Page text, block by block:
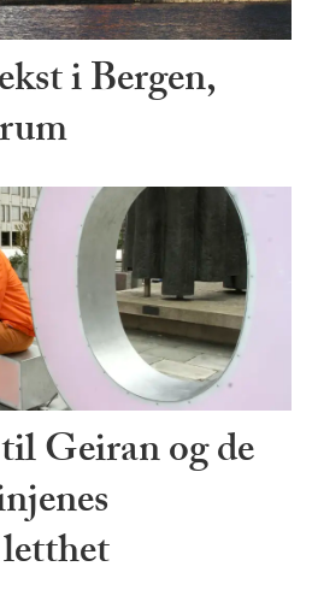
i Bergen,
Geiran og de